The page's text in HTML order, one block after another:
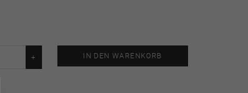
IN DEN WARENKORB